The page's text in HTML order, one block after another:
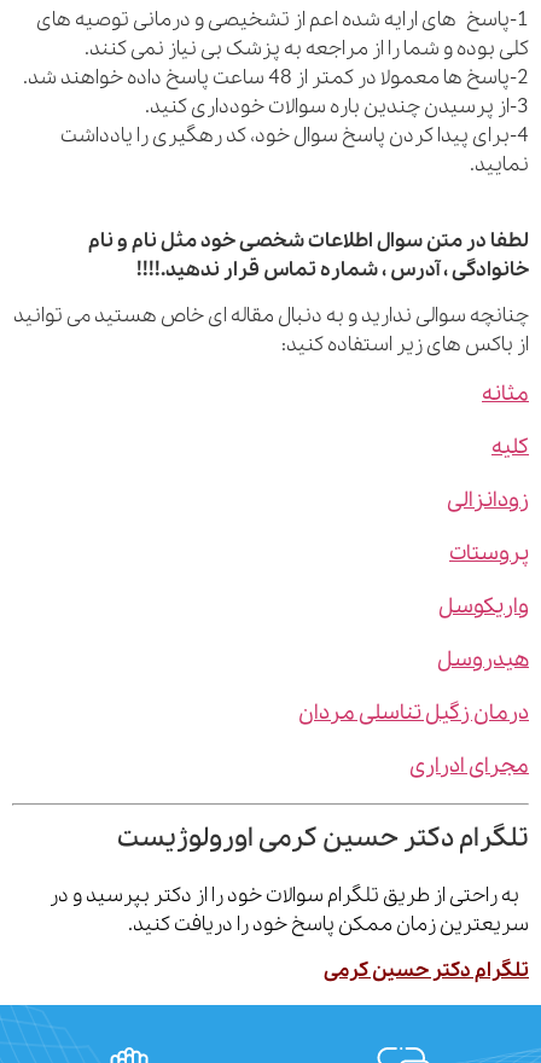
های ارایه شده اعم از تشخیصی و درمانی توصیه های
و شما را از مراجعه به پزشک بی نیاز نمی کنند.
پیدا کردن پاسخ سوال خود، کد رهگیری را یادداشت
در متن سوال اطلاعات شخصی خود مثل نام و نام
، آدرس ، شماره تماس قرار ندهید.!!!!
سوالی ندارید و به دنبال مقاله ای خاص هستید می توانید
های زیر استفاده کنید:
زگیل تناسلی مردان
ادراری
دکتر حسین کرمی اورولوژیست
از طریق تلگرام سوالات خود را از دکتر بپرسید و در
زمان ممکن پاسخ خود را دریافت کنید.
دکتر حسین کرمی